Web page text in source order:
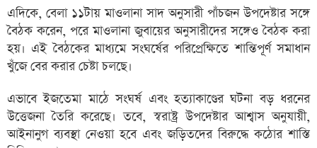
এদিকে, বেলা ১১টায় মাওলানা সাদ অনুসারী পাঁচজন উপদেষ্টার সঙ্গে
বৈঠক করেন, পরে মাওলানা জুবায়ের অনুসারীদের সঙ্গেও বৈঠক করা
হয়। এই বৈঠকের মাধ্যমে সংঘর্ষের পরিপ্রেক্ষিতে শান্তিপূর্ণ সমাধান
খুঁজে বের করার চেষ্টা চলছে।
এভাবে ইজতেমা মাঠে সংঘর্ষ এবং হত্যাকাণ্ডের ঘটনা বড় ধরনের
উত্তেজনা তৈরি করেছে। তবে, স্বরাষ্ট্র উপদেষ্টার আশ্বাস অনুযায়ী,
আইনানুগ ব্যবস্থা নেওয়া হবে এবং জড়িতদের বিরুদ্ধে কঠোর শাস্তি